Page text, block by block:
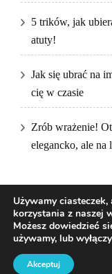
5 trików, jak
atuty!
Jak się ubrać na
cię w czasie
Zrób wrażenie!
elegancko, ale na
Blossom
Używamy
korzystania z naszej
Możesz dowiedzieć
używamy, lub
Akceptuj